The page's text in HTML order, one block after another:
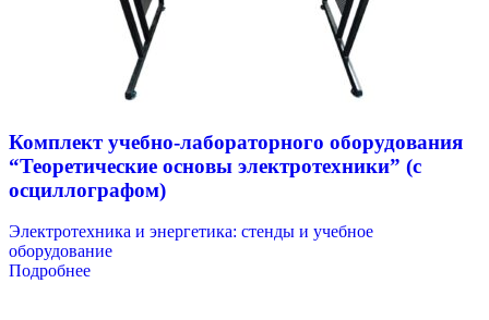
Комплект учебно-лабораторного оборудования
“Теоретические основы электротехники” (с
осциллографом)
Электротехника и энергетика: стенды и учебное
оборудование
Подробнее